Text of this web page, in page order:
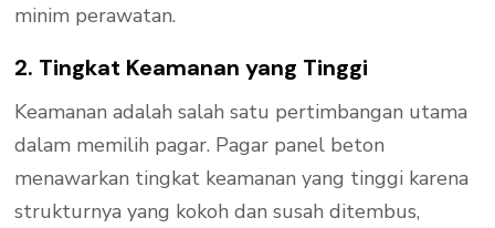
minim perawatan.
2. Tingkat Keamanan yang Tinggi
Keamanan adalah salah satu pertimbangan utama
dalam memilih pagar. Pagar panel beton
menawarkan tingkat keamanan yang tinggi karena
strukturnya yang kokoh dan susah ditembus,